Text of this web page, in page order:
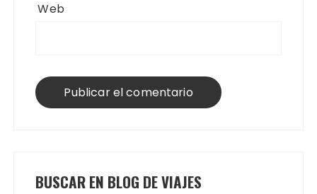
Web
BUSCAR EN BLOG DE VIAJES